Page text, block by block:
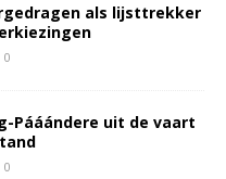
als lijsttrekker
0
Pááándere uit de vaart
0